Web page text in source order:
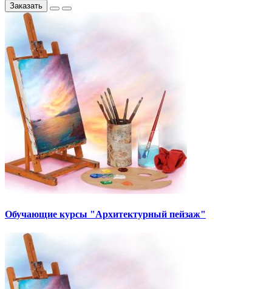
Заказать
Обучающие курсы "Архитектурный пейзаж"